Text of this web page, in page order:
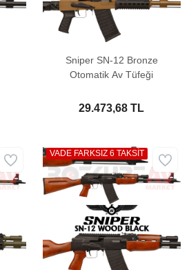
Sniper SN-12 Bronze
Otomatik Av Tüfeği
29.473,68 TL
VADE FARKSIZ 6 TAKSİT